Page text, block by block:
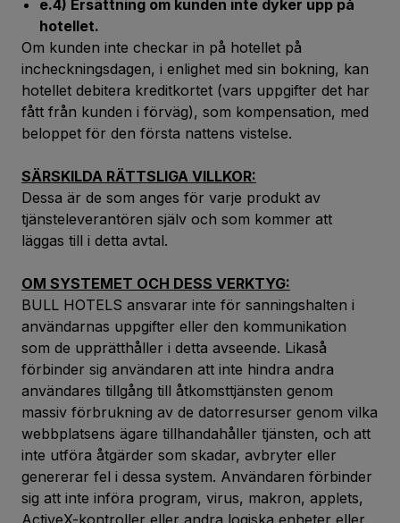
e.4) Ersättning om kunden inte dyker upp på
hotellet.
Om kunden inte checkar in på hotellet på
incheckningsdagen, i enlighet med sin bokning, kan
hotellet debitera kreditkortet (vars uppgifter det har
fått från kunden i förväg), som kompensation, med
beloppet för den första nattens vistelse.
SÄRSKILDA RÄTTSLIGA VILLKOR:
Dessa är de som anges för varje produkt av
tjänsteleverantören själv och som kommer att
läggas till i detta avtal.
OM SYSTEMET OCH DESS VERKTYG:
BULL HOTELS ansvarar inte för sanningshalten i
användarnas uppgifter eller den kommunikation
som de upprätthåller i detta avseende. Likaså
förbinder sig användaren att inte hindra andra
användares tillgång till åtkomsttjänsten genom
massiv förbrukning av de datorresurser genom vilka
webbplatsens ägare tillhandahåller tjänsten, och att
inte utföra åtgärder som skadar, avbryter eller
genererar fel i dessa system. Användaren förbinder
sig att inte införa program, virus, makron, applets,
ActiveX-kontroller eller andra logiska enheter eller